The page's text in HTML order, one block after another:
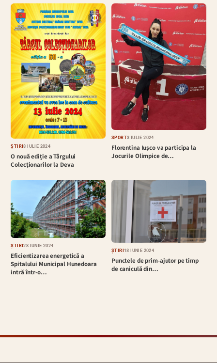
ȘTIRI8 IULIE 2024
O nouă ediție a Târgului
Colecționarilor la Deva
SPORT3 IULIE 2024
Florentina Iușco va participa la
Jocurile Olimpice de…
ȘTIRI28 IUNIE 2024
Eficientizarea energetică a
Spitalului Municipal Hunedoara
intră într-o…
ȘTIRI18 IUNIE 2024
Punctele de prim-ajutor pe timp
de caniculă din…